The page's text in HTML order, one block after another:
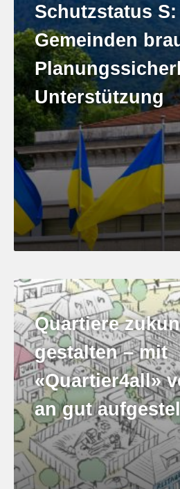
Schutzstatus S:
Gemeinden
Unterstützung
Quartiere
gestalten – mit
«Quartier4all»
an gut